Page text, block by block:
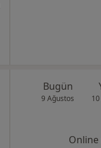
Bugün
9 Ağustos
Online